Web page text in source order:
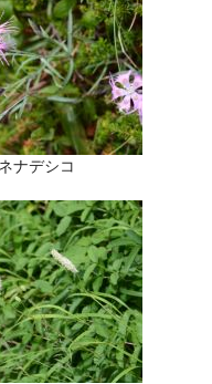
ナデシコ